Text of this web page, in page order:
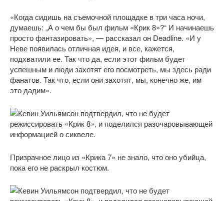
«Когда сидишь на съемочной площадке в три часа ночи,
думаешь: „А о чем бы был фильм «Крик 8»?“ И начинаешь
просто фантазировать», — рассказал он Deadline. «И у
Неве появилась отличная идея, и все, кажется,
подхватили ее. Так что да, если этот фильм будет
успешным и люди захотят его посмотреть, мы здесь ради
фанатов. Так что, если они захотят, мы, конечно же, им
это дадим».
Призрачное лицо из «Крика 7» не знало, что оно убийца,
пока его не раскрыл костюм.